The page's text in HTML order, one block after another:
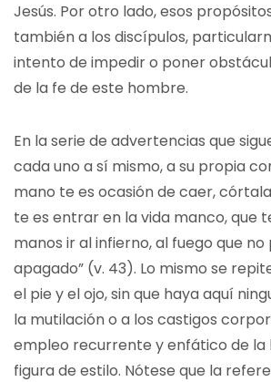
Jesús. Por otro lado, esos
también a los discípulos,
intento de impedir o poner
de la fe de este hombre.
En la serie de advertencias que
cada uno a sí mismo, a su propia
mano te es ocasión de caer,
te es entrar en la vida manco, que
manos ir al infierno, al fuego que no
apagado” (v. 43). Lo mismo se
el pie y el ojo, sin que haya aquí
la mutilación o a los castigos
empleo recurrente y enfático de la
figura de estilo. Nótese que la